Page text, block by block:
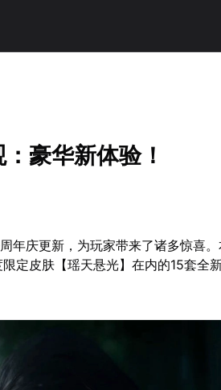
豪华新体验！
年庆更新，为玩家带来了诸多惊喜
定皮肤【瑶天悬光】在内的15套全